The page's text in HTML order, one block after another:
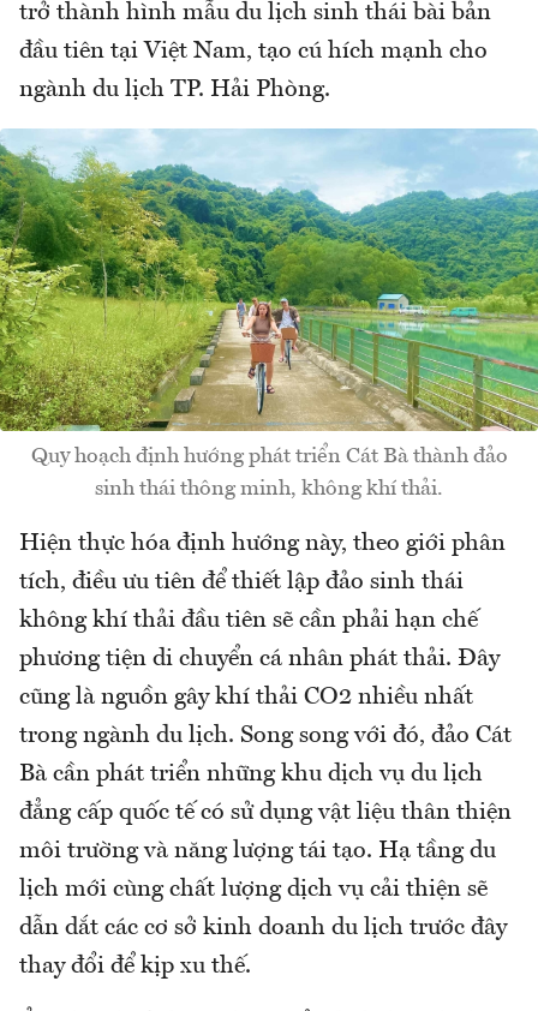
trở thành hình mẫu du lịch sinh thái bài bản
đầu tiên tại Việt Nam, tạo cú hích mạnh cho
ngành du lịch TP. Hải Phòng.
Quy hoạch định hướng phát triển Cát Bà thành đảo
sinh thái thông minh, không khí thải.
Hiện thực hóa định hướng này, theo giới phân
tích, điều ưu tiên để thiết lập đảo sinh thái
không khí thải đầu tiên sẽ cần phải hạn chế
phương tiện di chuyển cá nhân phát thải. Đây
cũng là nguồn gây khí thải CO2 nhiều nhất
trong ngành du lịch. Song song với đó, đảo Cát
Bà cần phát triển những khu dịch vụ du lịch
đẳng cấp quốc tế có sử dụng vật liệu thân thiện
môi trường và năng lượng tái tạo. Hạ tầng du
lịch mới cùng chất lượng dịch vụ cải thiện sẽ
dẫn dắt các cơ sở kinh doanh du lịch trước đây
thay đổi để kịp xu thế.